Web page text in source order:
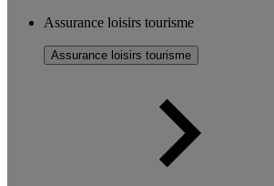
Assurance loisirs tourisme
Assurance loisirs tourisme